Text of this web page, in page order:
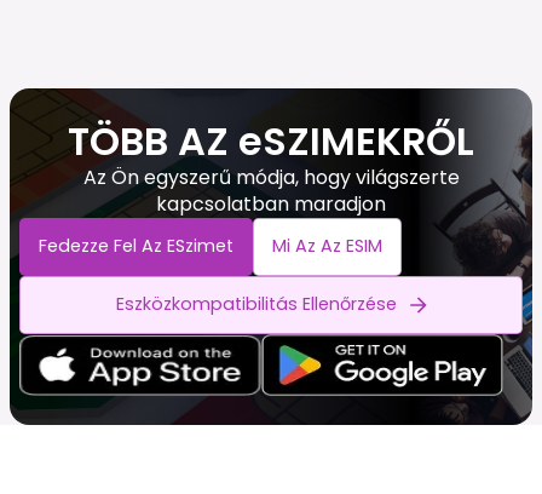
TÖBB AZ eSZIMEKRŐL
Az Ön egyszerű módja, hogy világszerte
kapcsolatban maradjon
Fedezze Fel Az ESzimet Mi Az Az ESIM
Eszközkompatibilitás Ellenőrzése